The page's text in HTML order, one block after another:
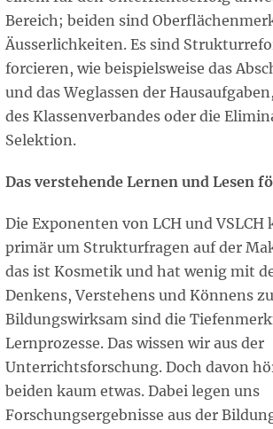
Bereich; beiden sind
Äusserlichkeiten. Es sind
forcieren, wie beispielsweise das
und das Weglassen der
des Klassenverbandes oder die
Selektion.
Das verstehende Lernen und Lesen
Die Exponenten von LCH und VSLCH
primär um Strukturfragen auf der
das ist Kosmetik und hat wenig mit
Denkens, Verstehens und Könnens
Bildungswirksam sind die
Lernprozesse. Das wissen wir aus der
Unterrichtsforschung. Doch davon
beiden kaum etwas. Dabei legen uns
Forschungsergebnisse aus der